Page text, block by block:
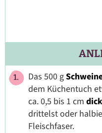
Das 500 g
dem Küchentuch
ca. 0,5 bis 1 cm
drittelst oder
Fleischfaser.